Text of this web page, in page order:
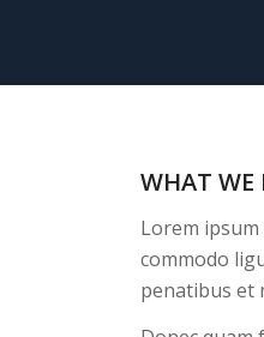
WHAT WE
Lorem
commodo
penatibus et